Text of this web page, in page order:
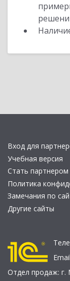
Вход для
Учебная версия
Стать партнером
Политика
Замечания по
Другие сайты
Отдел продаж: г.